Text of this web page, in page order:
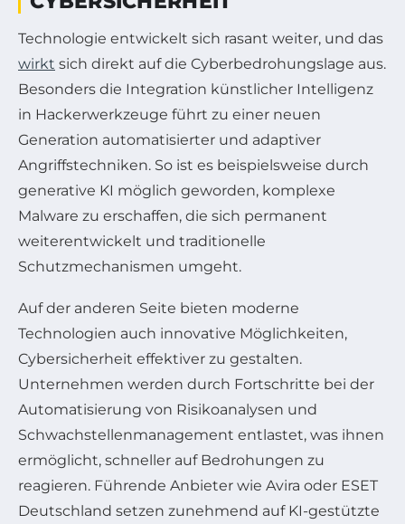
Technologie entwickelt sich rasant weiter, und das
wirkt sich direkt auf die Cyberbedrohungslage aus.
Besonders die Integration künstlicher Intelligenz
in Hackerwerkzeuge führt zu einer neuen
Generation automatisierter und adaptiver
Angriffstechniken. So ist es beispielsweise durch
generative KI möglich geworden, komplexe
Malware zu erschaffen, die sich permanent
weiterentwickelt und traditionelle
Schutzmechanismen umgeht.
Auf der anderen Seite bieten moderne
Technologien auch innovative Möglichkeiten,
Cybersicherheit effektiver zu gestalten.
Unternehmen werden durch Fortschritte bei der
Automatisierung von Risikoanalysen und
Schwachstellenmanagement entlastet, was ihnen
ermöglicht, schneller auf Bedrohungen zu
reagieren. Führende Anbieter wie Avira oder ESET
Deutschland setzen zunehmend auf KI-gestützte